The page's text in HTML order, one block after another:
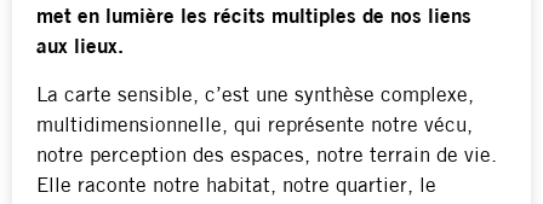
met en lumière les récits multiples de nos liens
aux lieux.
La carte sensible, c’est une synthèse complexe,
multidimensionnelle, qui représente notre vécu,
notre perception des espaces, notre terrain de vie.
Elle raconte notre habitat, notre quartier, le